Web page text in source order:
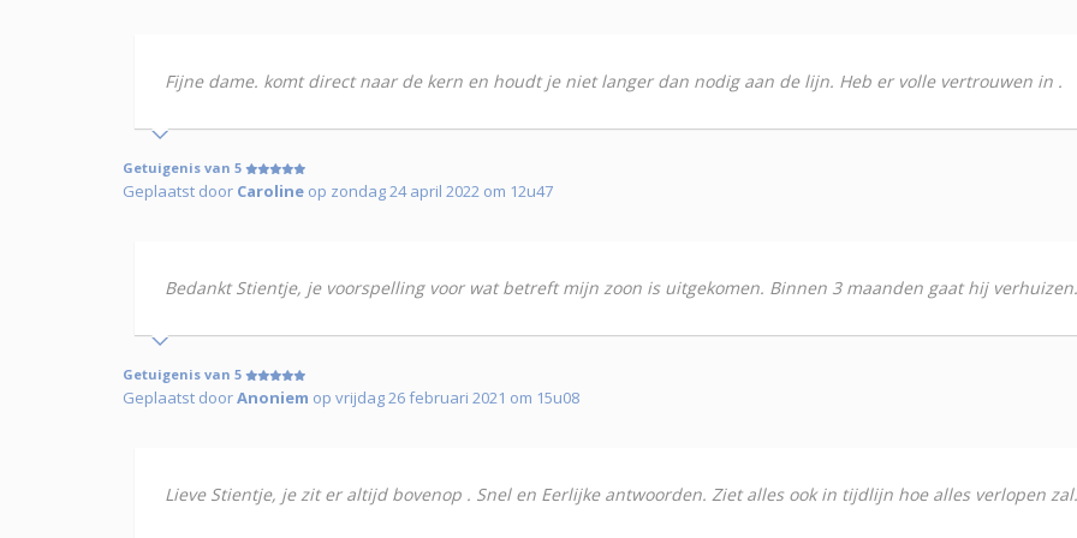
Fijne dame. komt direct naar de kern en houdt je niet langer dan nodig aan de lijn. Heb er volle vertrouwen in .
Getuigenis van 5
Geplaatst door Caroline op zondag 24 april 2022 om 12u47
Bedankt Stientje, je voorspelling voor wat betreft mijn zoon is uitgekomen. Binnen 3 maanden gaat hij verhuizen.
Getuigenis van 5
Geplaatst doorAnoniem op vrijdag 26 februari 2021 om 15u08
Lieve Stientje, je zit er altijd bovenop . Snel en Eerlijke antwoorden. Ziet alles ook in tijdlijn hoe alles verlopen